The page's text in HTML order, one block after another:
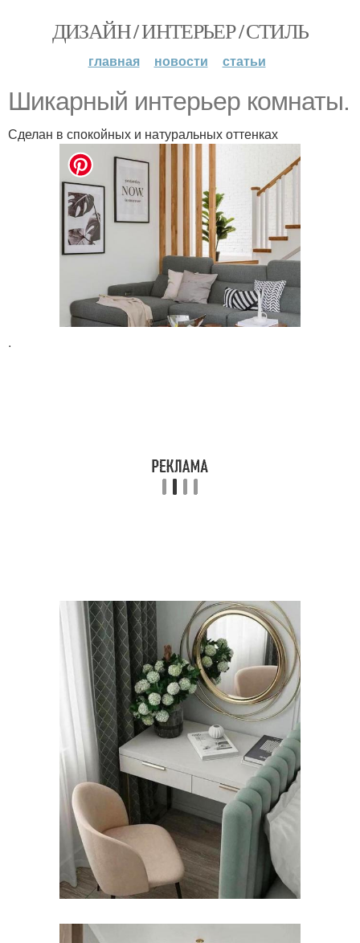
ДИЗАЙН / ИНТЕРЬЕР / СТИЛЬ
главная новости статьи
Шикарный интерьер комнаты.
Сделан в спокойных и натуральных оттенках
.